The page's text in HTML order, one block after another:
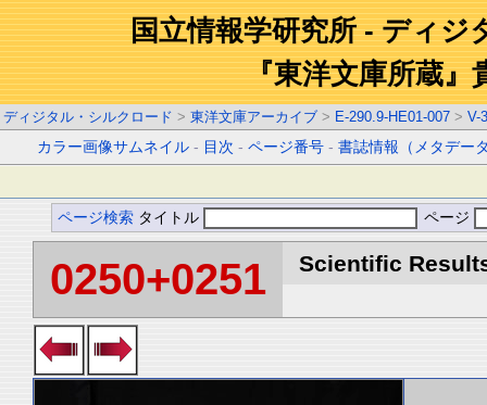
国立情報学研究所 - ディジ
『東洋文庫所蔵』
ディジタル・シルクロード > 東洋文庫アーカイブ > E-290.9-HE01-007 > V-3
カラー画像サムネイル - 目次 -ページ番号 -書誌情報（メタデー
ページ検索 タイトル ページ
0250+0251 Scientific